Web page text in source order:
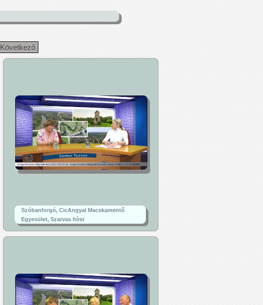
Következő
Szóbanforgó, CicAngyal Macskamentő
Egyesület, Szarvas hírei